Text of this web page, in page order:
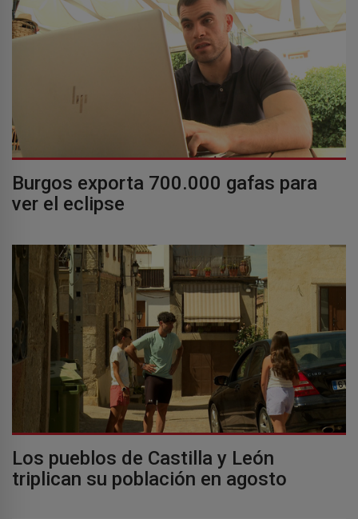
Burgos exporta 700.000 gafas para
ver el eclipse
Los pueblos de Castilla y León
triplican su población en agosto